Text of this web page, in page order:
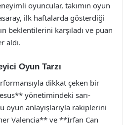
oyuncular, takımın oyun
ilk haftalarda gösterdiği
beklentilerini karşıladı ve puan
aldı.
Oyun Tarzı
dikkat çeken bir
yönetimindeki sarı-
oyun anlayışlarıyla rakiplerini
Valencia** ve **İrfan Can